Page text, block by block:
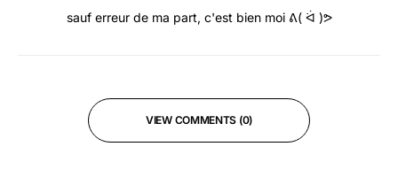
sauf erreur de ma part, c'est bien moi ᕕ( ᐛ )ᕗ
VIEW COMMENTS (0)